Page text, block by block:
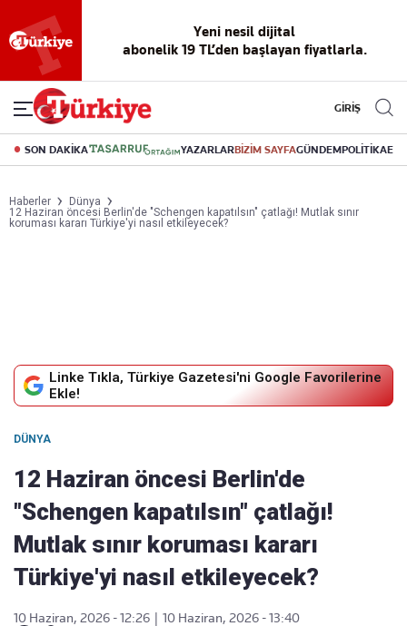
Yeni nesil dijital
abonelik 19 TL’den başlayan fiyatlarla.
GİRİŞ
SON DAKİKA YAZARLARBİZİM SAYFAGÜNDEMPOLİTİKA
Haberler
Dünya
12 Haziran öncesi Berlin'de "Schengen kapatılsın" çatlağı! Mutlak sınır
koruması kararı Türkiye'yi nasıl etkileyecek?
Linke Tıkla, Türkiye Gazetesi'ni Google Favorilerine
Ekle!
DÜNYA
12 Haziran öncesi Berlin'de
"Schengen kapatılsın" çatlağı!
Mutlak sınır koruması kararı
Türkiye'yi nasıl etkileyecek?
10 Haziran, 2026 - 12:26
10 Haziran, 2026 - 13:40